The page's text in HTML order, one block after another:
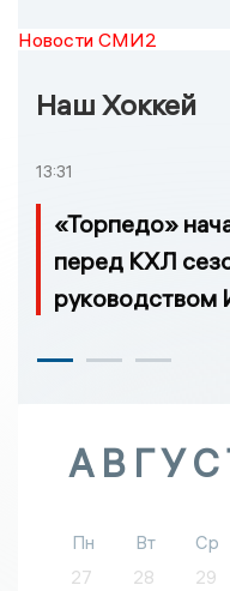
Новости СМИ2
Наш Хоккей
13:31
«Торпедо»
перед КХЛ
руководством
Пн Вт Ср
27
28 29